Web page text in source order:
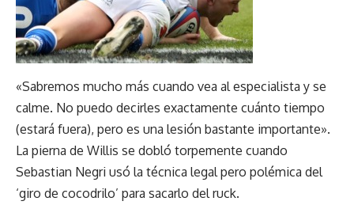
«Sabremos mucho más cuando vea al especialista y se
calme. No puedo decirles exactamente cuánto tiempo
(estará fuera), pero es una lesión bastante importante».
La pierna de Willis se dobló torpemente cuando
Sebastian Negri usó la técnica legal pero polémica del
‘giro de cocodrilo’ para sacarlo del ruck.